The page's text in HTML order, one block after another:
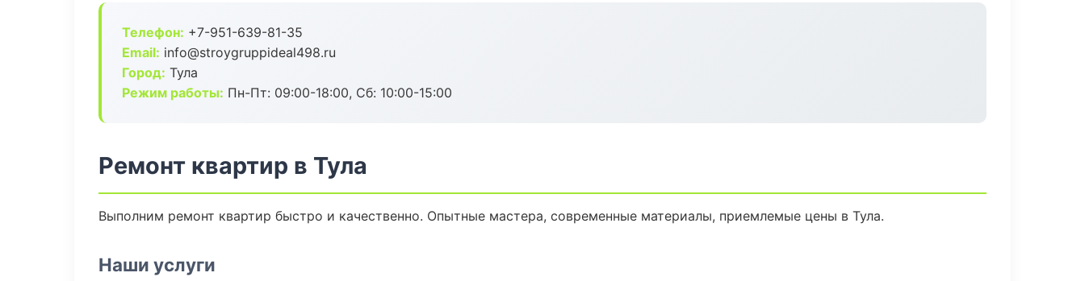
Телефон: +7-951-639-81-35
Email: info@stroygruppideal498.ru
Город: Тула
Режим работы: Пн-Пт: 09:00-18:00, Сб: 10:00-15:00
Ремонт квартир в Тула
Выполним ремонт квартир быстро и качественно. Опытные мастера, современные материалы, приемлемые цены в Тула.
Наши услуги